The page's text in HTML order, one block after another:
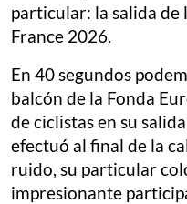
particular: la salida de
France 2026.
En 40 segundos
balcón de la Fonda
de ciclistas en su
efectuó al final de la
ruido, su particular
impresionante